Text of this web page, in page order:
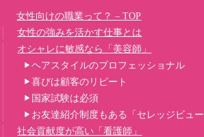
女性向けの職業って？ – TOP
女性の強みを活かす仕事とは
オシャレに敏感なら「美容師」
ヘアスタイルのプロフェッショナル
喜びは顧客のリピート
国家試験は必須
お友達紹介制度もある「セレッジビュー
社会貢献度が高い「看護師」